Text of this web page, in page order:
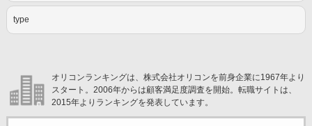
type
オリコンランキングは、株式会社オリコンを前身企業に1967年より
スタート。2006年からは顧客満足度調査を開始。転職サイトは、
2015年よりランキングを発表しています。